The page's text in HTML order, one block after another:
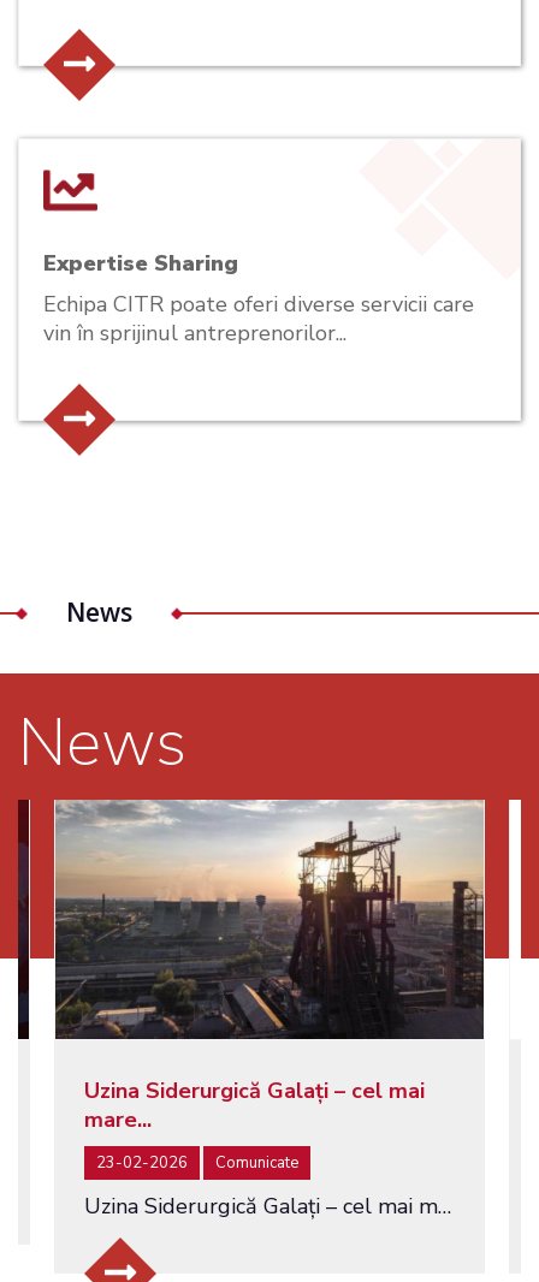
Expertise Sharing
Echipa CITR poate oferi diverse servicii care
vin în sprijinul antreprenorilor...
News
News
Uzina Siderurgică Galați – cel mai
mare...
23-02-2026 Comunicate
Uzina Siderurgică Galați – cel mai mare producător integrat de oțel din România – a fost pusă la vânzare prin licitație...